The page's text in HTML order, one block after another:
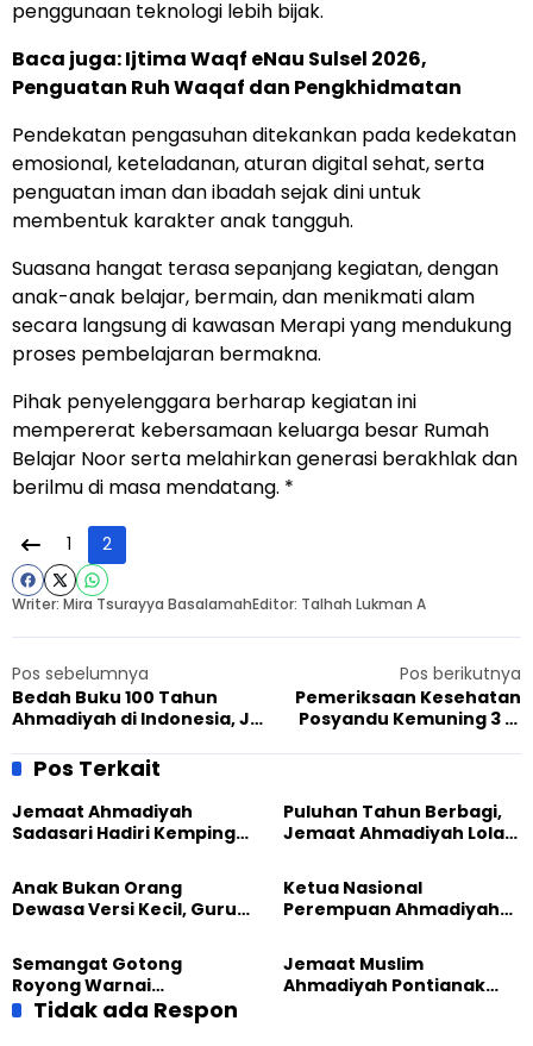
penggunaan teknologi lebih bijak.
Baca juga:Ijtima Waqf eNau Sulsel 2026,
Penguatan Ruh Waqaf dan Pengkhidmatan
Pendekatan pengasuhan ditekankan pada kedekatan
emosional, keteladanan, aturan digital sehat, serta
penguatan iman dan ibadah sejak dini untuk
membentuk karakter anak tangguh.
Suasana hangat terasa sepanjang kegiatan, dengan
anak-anak belajar, bermain, dan menikmati alam
secara langsung di kawasan Merapi yang mendukung
proses pembelajaran bermakna.
Pihak penyelenggara berharap kegiatan ini
mempererat kebersamaan keluarga besar Rumah
Belajar Noor serta melahirkan generasi berakhlak dan
berilmu di masa mendatang. *
1 2
Writer: Mira Tsurayya BasalamahEditor: Talhah Lukman A
Pos sebelumnya
Bedah Buku 100 Tahun
Ahmadiyah di Indonesia, JAI
Sukseskan Acara
Pos berikutnya
Pemeriksaan Kesehatan
Posyandu Kemuning 3 di
Karawang Diapresiasi
Pos Terkait
Jemaat Ahmadiyah
Sadasari Hadiri Kemping
Puluhan Tahun Berbagi,
Jemaat Ahmadiyah Lolak
Sembako kepada Warga
Anak Bukan Orang
Dewasa Versi Kecil, Guru
Ketua Nasional
Perempuan Ahmadiyah
Besar Universitas
Terbuka
Semangat Gotong
Royong Warnai
Pembangunan Kembali
Jemaat Muslim
Ahmadiyah Pontianak
Tidak ada Respon